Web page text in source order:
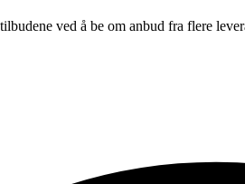
ved å be om anbud fra flere